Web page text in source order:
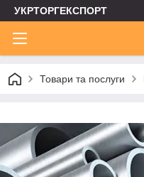
УКРТОРГЕКСПОРТ
Товари та послуги